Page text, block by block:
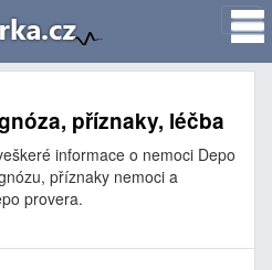
příznaky, léčba
informace o nemoci Depo
příznaky nemoci a
provera.